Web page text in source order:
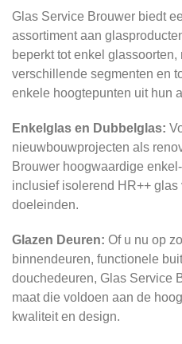
Glas Service Brouwer biedt
assortiment aan
beperkt tot enkel
verschillende segmenten en
enkele hoogtepunten uit hun
Enkelglas en Dubbelglas:
nieuwbouwprojecten als
Brouwer hoogwaardige
inclusief isolerend HR++
doeleinden.
Glazen Deuren: Of u nu op
binnendeuren, functionele
douchedeuren, Glas Service
maat die voldoen aan de
kwaliteit en design.